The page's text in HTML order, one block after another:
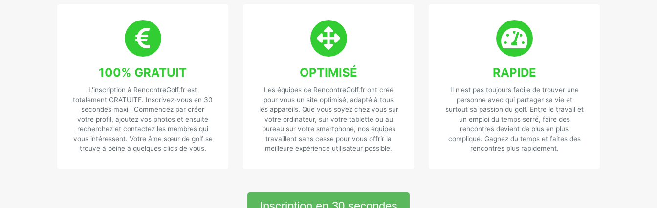
100% GRATUIT
L'inscription à RencontreGolf.fr est
totalement GRATUITE. Inscrivez-vous en 30
secondes maxi ! Commencez par créer
votre profil, ajoutez vos photos et ensuite
recherchez et contactez les membres qui
vous intéressent. Votre âme sœur de golf se
trouve à peine à quelques clics de vous.
OPTIMISÉ
Les équipes de RencontreGolf.fr ont créé
pour vous un site optimisé, adapté à tous
les appareils. Que vous soyez chez vous sur
votre ordinateur, sur votre tablette ou au
bureau sur votre smartphone, nos équipes
travaillent sans cesse pour vous offrir la
meilleure expérience utilisateur possible.
RAPIDE
Il n'est pas toujours facile de trouver une
personne avec qui partager sa vie et
surtout sa passion du golf. Entre le travail et
un emploi du temps serré, faire des
rencontres devient de plus en plus
compliqué. Gagnez du temps et faites des
rencontres plus rapidement.